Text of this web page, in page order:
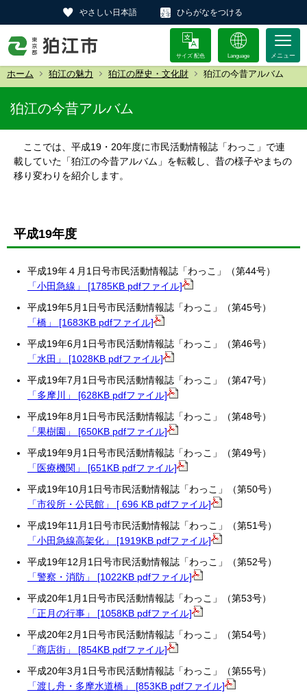
やさしい日本語 ひらがなをつける
サイズ 配色 Language
ホーム 狛江の魅力 狛江の歴史・文化財 狛江の今昔アルバム
狛江の今昔アルバム
ここでは、平成19・20年度に市民活動情報誌「わっこ」で連
載していた「狛江の今昔アルバム」を転載し、昔の様子やまちの
移り変わりを紹介します。
平成19年度
平成19年４月1日号市民活動情報誌「わっこ」（第44号）
「小田急線」 [1785KB pdfファイル]
平成19年5月1日号市民活動情報誌「わっこ」（第45号）
「橋」 [1683KB pdfファイル]
平成19年6月1日号市民活動情報誌「わっこ」（第46号）
「水田」 [1028KB pdfファイル]
平成19年7月1日号市民活動情報誌「わっこ」（第47号）
「多摩川」 [628KB pdfファイル]
平成19年8月1日号市民活動情報誌「わっこ」（第48号）
「果樹園」 [650KB pdfファイル]
平成19年9月1日号市民活動情報誌「わっこ」（第49号）
「医療機関」 [651KB pdfファイル]
平成19年10月1日号市民活動情報誌「わっこ」（第50号）
「市役所・公民館」 [ 696 KB pdfファイル]
平成19年11月1日号市民活動情報誌「わっこ」（第51号）
「小田急線高架化」 [1919KB pdfファイル]
平成19年12月1日号市民活動情報誌「わっこ」（第52号）
「警察・消防」 [1022KB pdfファイル]
平成20年1月1日号市民活動情報誌「わっこ」（第53号）
「正月の行事」 [1058KB pdfファイル]
平成20年2月1日号市民活動情報誌「わっこ」（第54号）
「商店街」 [854KB pdfファイル]
平成20年3月1日号市民活動情報誌「わっこ」（第55号）
「渡し舟・多摩水道橋」 [853KB pdfファイル]